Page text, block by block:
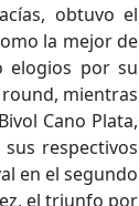
obtuvo el
la mejor de
elogios por su
mientras
Cano Plata,
respectivos
en el segundo
el triunfo por